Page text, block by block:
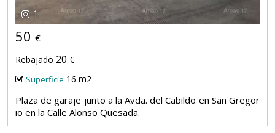
1
50 €
Rebajado 20 €
Superficie 16 m2
Plaza de garaje junto a la Avda. del Cabildo en San Gregor
io en la Calle Alonso Quesada.